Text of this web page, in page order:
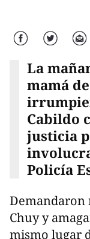
Facebook Twitter Correo
La
mamá
Cabildo
justicia
Policía
Demandaron
Chuy y
mismo lugar